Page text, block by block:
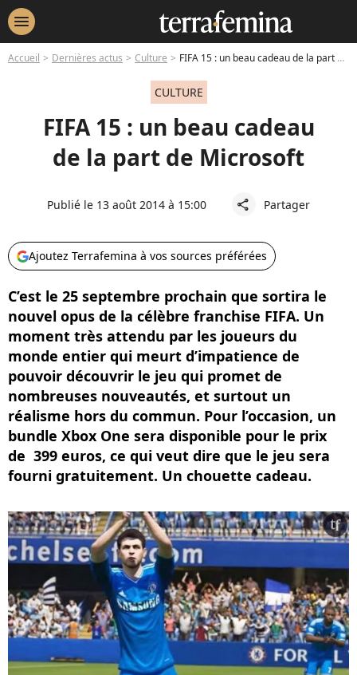
menu
Accueil Dernières actus Culture FIFA 15 : un beau cadeau de la part de Microsoft
CULTURE
FIFA 15 : un beau cadeau
de la part de Microsoft
Publié le 13 août 2014 à 15:00 share Partager
Ajoutez Terrafemina à vos sources préférées
C’est le 25 septembre prochain que sortira le
nouvel opus de la célèbre franchise FIFA. Un
moment très attendu par les joueurs du
monde entier qui meurt d’impatience de
pouvoir découvrir le jeu qui promet de
nombreuses nouveautés, et surtout un
réalisme hors du commun. Pour l’occasion, un
bundle Xbox One sera disponible pour le prix
de 399 euros, ce qui veut dire que le jeu sera
fourni gratuitement. Un chouette cadeau.